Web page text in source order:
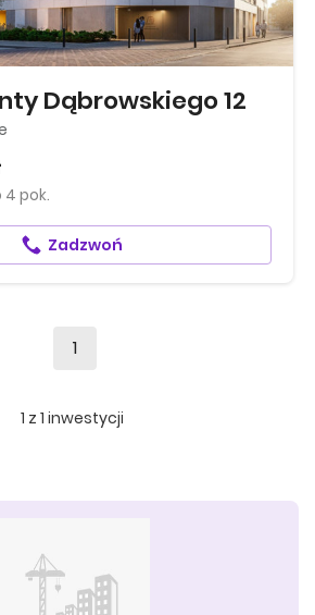
Dąbrowskiego 12
4 pok.
Zadzwoń
1
1 z 1 inwestycji